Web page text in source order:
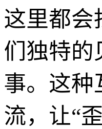
这里都会
们独特的
事。这种
流，让“